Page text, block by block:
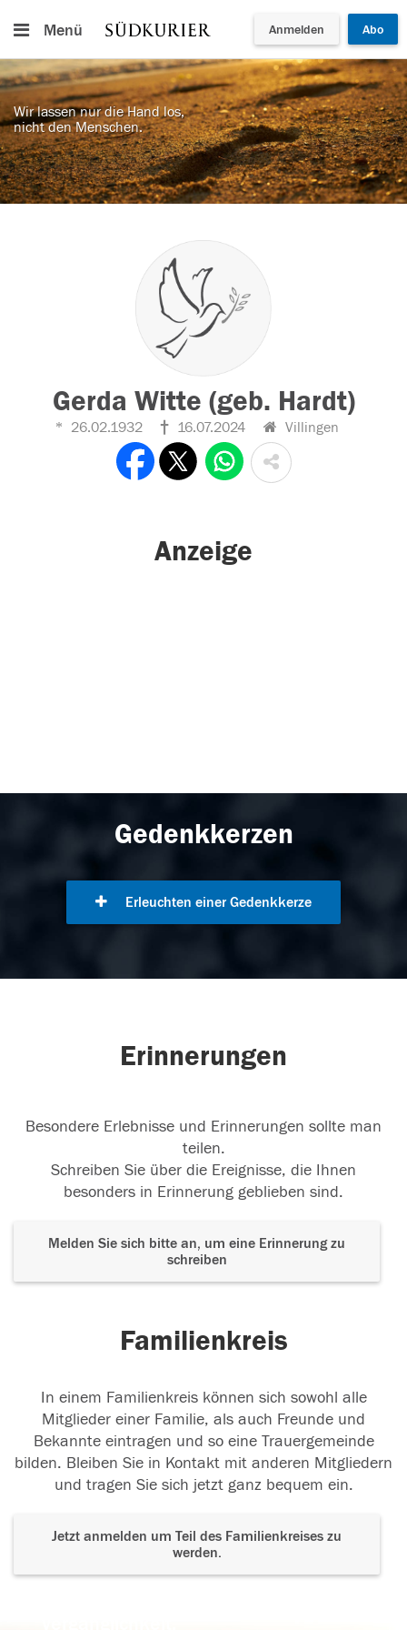
Menü Anmelden Abo
Wir lassen nur die Hand los,
nicht den Menschen.
Gerda Witte (geb. Hardt)
26.02.1932 16.07.2024 Villingen
Anzeige
Gedenkkerzen
Erleuchten einer Gedenkkerze
Erinnerungen
Besondere Erlebnisse und Erinnerungen sollte man
teilen.
Schreiben Sie über die Ereignisse, die Ihnen
besonders in Erinnerung geblieben sind.
Melden Sie sich bitte an, um eine Erinnerung zu
schreiben
Familienkreis
In einem Familienkreis können sich sowohl alle
Mitglieder einer Familie, als auch Freunde und
Bekannte eintragen und so eine Trauergemeinde
bilden. Bleiben Sie in Kontakt mit anderen Mitgliedern
und tragen Sie sich jetzt ganz bequem ein.
Jetzt anmelden um Teil des Familienkreises zu
werden.